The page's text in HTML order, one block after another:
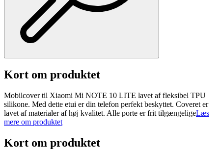
Kort om produktet
Mobilcover til Xiaomi Mi NOTE 10 LITE lavet af fleksibel TPU
silikone. Med dette etui er din telefon perfekt beskyttet. Coveret er
lavet af materialer af høj kvalitet. Alle porte er frit tilgængeligeLæs
mere om produktet
Kort om produktet